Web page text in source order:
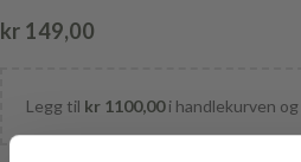
kr 149,00
Legg til kr 1100,00i handlekurven